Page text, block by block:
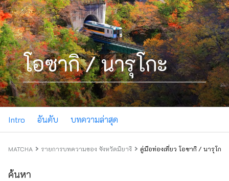
โอซากิ / นารุโกะ
Intro อันดับ บทความล่าสุด
MATCHA รายการบทความของ จังหวัดมิยางิ คู่มือท่องเที่ยว โอซากิ / นารุโกะ
ค้นหา